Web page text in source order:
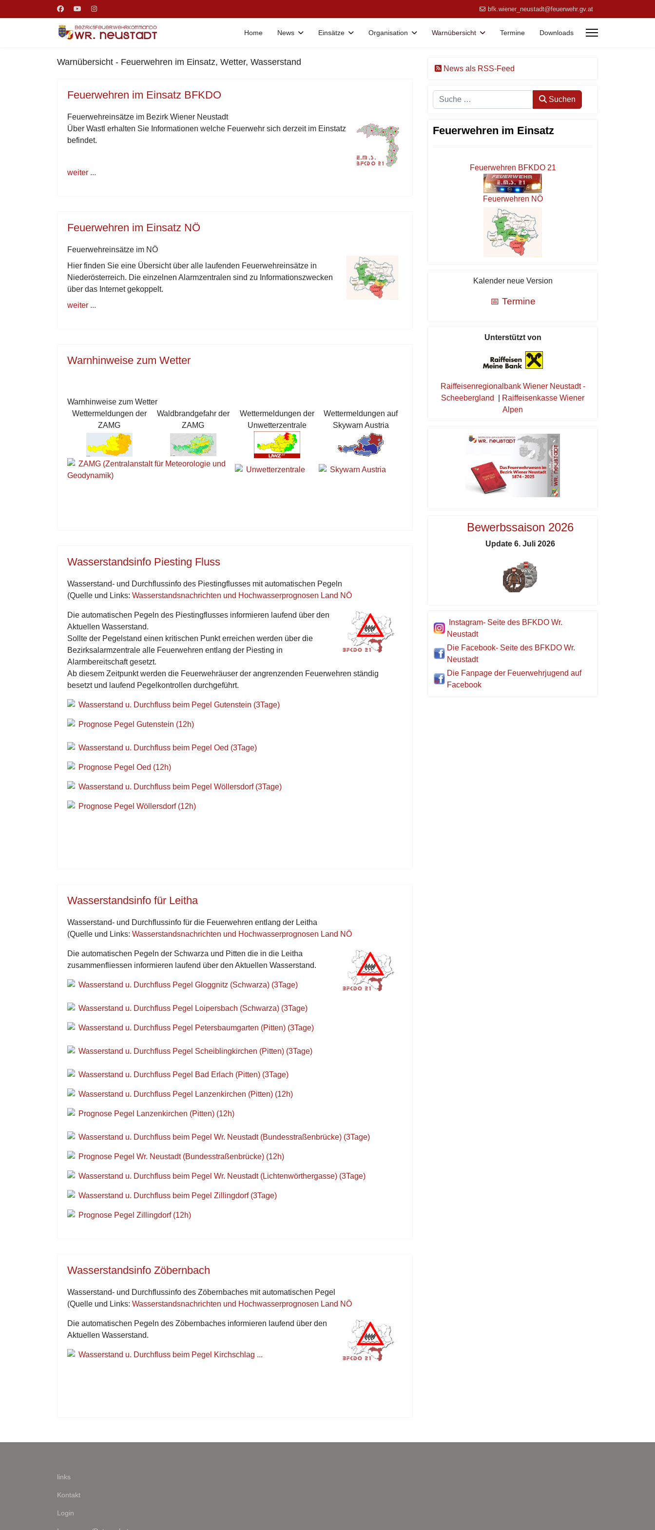
bfk.wiener_neustadt@feuerwehr.gv.at
Home News Einsätze Organisation Warnübersicht Termine Downloads
Warnübersicht - Feuerwehren im Einsatz, Wetter, Wasserstand
Feuerwehren im Einsatz BFKDO
Feuerwehreinsätze im Bezirk Wiener Neustadt
Über Wastl erhalten Sie Informationen welche Feuerwehr sich derzeit im Einstatz
befindet.
weiter ...
Feuerwehren im Einsatz NÖ
Feuerwehreinsätze im NÖ
Hier finden Sie eine Übersicht über alle laufenden Feuerwehreinsätze in
Niederösterreich. Die einzelnen Alarmzentralen sind zu Informationszwecken
über das Internet gekoppelt.
weiter ...
Warnhinweise zum Wetter
Warnhinweise zum Wetter
Wettermeldungen der
ZAMG
Waldbrandgefahr der
ZAMG
Wettermeldungen der
Unwetterzentrale
Wettermeldungen auf
Skywarn Austria
ZAMG (Zentralanstalt für Meteorologie und
Geodynamik)
Unwetterzentrale Skywarn Austria
Wasserstandsinfo Piesting Fluss
Wasserstand- und Durchflussinfo des Piestingflusses mit automatischen Pegeln
(Quelle und Links: Wasserstandsnachrichten und Hochwasserprognosen Land NÖ
Die automatischen Pegeln des Piestingflusses informieren laufend über den
Aktuellen Wasserstand.
Sollte der Pegelstand einen kritischen Punkt erreichen werden über die
Bezirksalarmzentrale alle Feuerwehren entlang der Piesting in
Alarmbereitschaft gesetzt.
Ab diesem Zeitpunkt werden die Feuerwehräuser der angrenzenden Feuerwehren ständig
besetzt und laufend Pegelkontrollen durchgeführt.
Wasserstand u. Durchfluss beim Pegel Gutenstein (3Tage)
Prognose Pegel Gutenstein (12h)
Wasserstand u. Durchfluss beim Pegel Oed (3Tage)
Prognose Pegel Oed (12h)
Wasserstand u. Durchfluss beim Pegel Wöllersdorf (3Tage)
Prognose Pegel Wöllersdorf (12h)
Wasserstandsinfo für Leitha
Wasserstand- und Durchflussinfo für die Feuerwehren entlang der Leitha
(Quelle und Links: Wasserstandsnachrichten und Hochwasserprognosen Land NÖ
Die automatischen Pegeln der Schwarza und Pitten die in die Leitha
zusammenfliessen informieren laufend über den Aktuellen Wasserstand.
Wasserstand u. Durchfluss Pegel Gloggnitz (Schwarza) (3Tage)
Wasserstand u. Durchfluss Pegel Loipersbach (Schwarza) (3Tage)
Wasserstand u. Durchfluss Pegel Petersbaumgarten (Pitten) (3Tage)
Wasserstand u. Durchfluss Pegel Scheiblingkirchen (Pitten) (3Tage)
Wasserstand u. Durchfluss Pegel Bad Erlach (Pitten) (3Tage)
Wasserstand u. Durchfluss Pegel Lanzenkirchen (Pitten) (12h)
Prognose Pegel Lanzenkirchen (Pitten) (12h)
Wasserstand u. Durchfluss beim Pegel Wr. Neustadt (Bundesstraßenbrücke) (3Tage)
Prognose Pegel Wr. Neustadt (Bundesstraßenbrücke) (12h)
Wasserstand u. Durchfluss beim Pegel Wr. Neustadt (Lichtenwörthergasse) (3Tage)
Wasserstand u. Durchfluss beim Pegel Zillingdorf (3Tage)
Prognose Pegel Zillingdorf (12h)
Wasserstandsinfo Zöbernbach
Wasserstand- und Durchflussinfo des Zöbernbaches mit automatischen Pegel
(Quelle und Links: Wasserstandsnachrichten und Hochwasserprognosen Land NÖ
Die automatischen Pegeln des Zöbernbaches informieren laufend über den
Aktuellen Wasserstand.
Wasserstand u. Durchfluss beim Pegel Kirchschlag ...
News als RSS-Feed
Suchen Suchen
Feuerwehren im Einsatz
Feuerwehren BFKDO 21
Feuerwehren NÖ
Kalender neue Version
📅 Termine
Unterstützt von
Raiffeisenregionalbank Wiener Neustadt -
Scheebergland
Raiffeisenkasse Wiener
Alpen
Bewerbssaison 2026
Update 6. Juli 2026
Instagram- Seite des BFKDO Wr.
Neustadt
Die Facebook- Seite des BFKDO Wr.
Neustadt
Die Fanpage der Feuerwehrjugend auf
Facebook
links
Kontakt
Login